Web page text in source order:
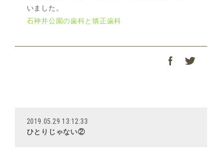
いました。
石神井公園の歯科と矯正歯科
2019.05.29 13:12:33
ひとりじゃない②